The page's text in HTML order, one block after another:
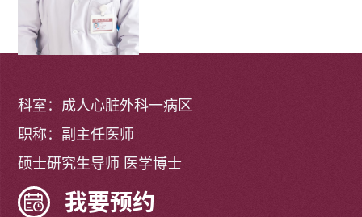
科室：成人心脏外科一病区
职称：副主任医师
硕士研究生导师 医学博士
我要预约